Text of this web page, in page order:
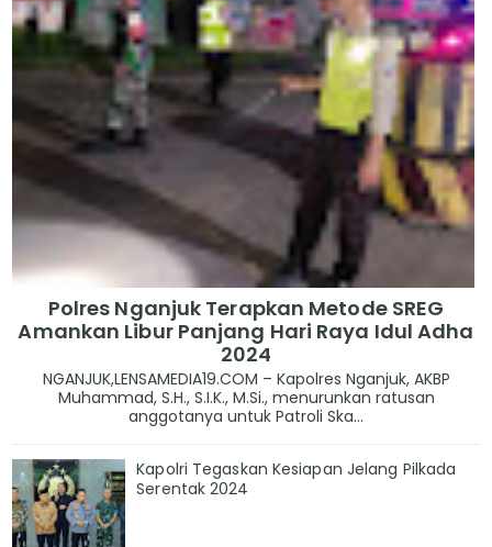
Polres Nganjuk Terapkan Metode SREG
Amankan Libur Panjang Hari Raya Idul Adha
2024
NGANJUK,LENSAMEDIA19.COM – Kapolres Nganjuk, AKBP
Muhammad, S.H., S.I.K., M.Si., menurunkan ratusan
anggotanya untuk Patroli Ska...
Kapolri Tegaskan Kesiapan Jelang Pilkada
Serentak 2024